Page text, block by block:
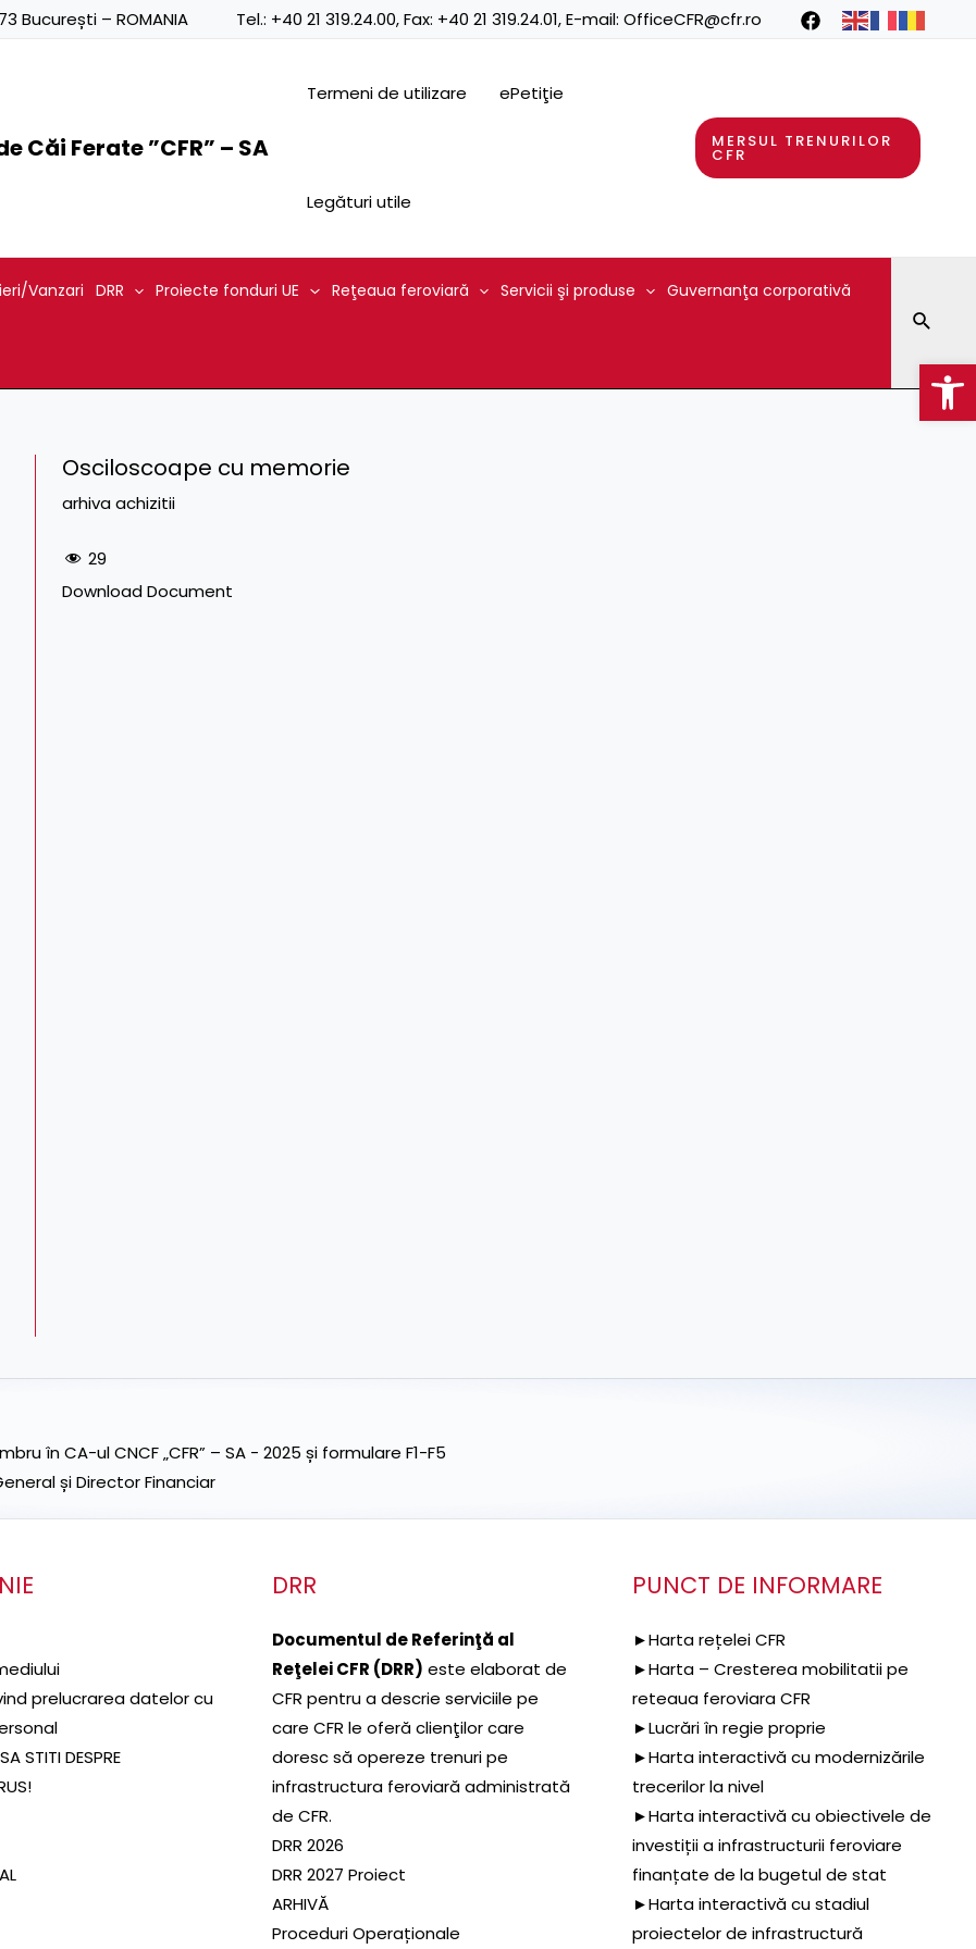
București – ROMANIA Tel.: +40 21 319.24.00, Fax: +40 21 319.24.01, E-mail: OfficeCFR@cfr.ro
Căi Ferate ”CFR” – SA
Termeni de utilizare ePetiţie
Legături utile
MERSUL TRENURILOR
CFR
Vanzari DRR Proiecte fonduri UE Reţeaua feroviară Servicii şi produse Guvernanţa corporativă
Osciloscoape cu memorie
arhiva achizitii
29
Download Document
în CA-ul CNCF „CFR” – SA - 2025 și formulare F1-F5
și Director Financiar
prelucrarea datelor cu
STITI DESPRE
DRR
Documentul de Referinţă al
Reţelei CFR (DRR) este elaborat de
CFR pentru a descrie serviciile pe
care CFR le oferă clienţilor care
doresc să opereze trenuri pe
infrastructura feroviară administrată
de CFR.
DRR 2026
DRR 2027 Proiect
ARHIVĂ
Proceduri Operaționale
PUNCT DE INFORMARE
►Harta rețelei CFR
►Harta – Cresterea mobilitatii pe
reteaua feroviara CFR
►Lucrări în regie proprie
►Harta interactivă cu modernizările
trecerilor la nivel
►Harta interactivă cu obiectivele de
investiții a infrastructurii feroviare
finanțate de la bugetul de stat
►Harta interactivă cu stadiul
proiectelor de infrastructură